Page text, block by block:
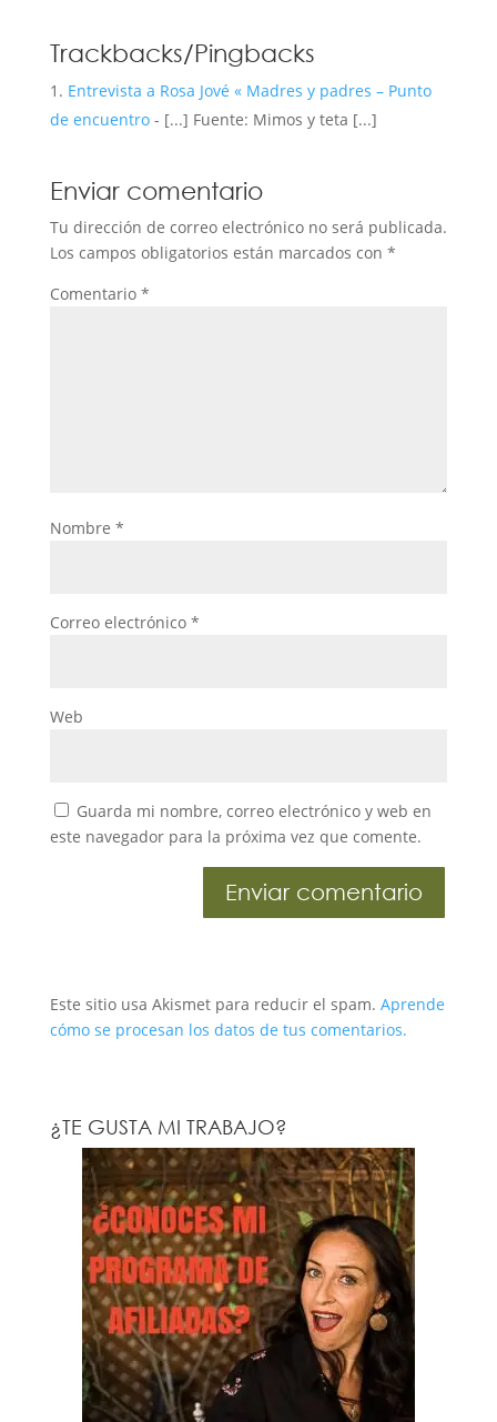
Trackbacks/Pingbacks
Entrevista a Rosa Jové « Madres y padres – Punto
de encuentro- [...] Fuente: Mimos y teta [...]
Enviar comentario
Tu dirección de correo electrónico no será publicada.
Los campos obligatorios están marcados con *
Comentario *
Nombre *
Correo electrónico *
Web
Guarda mi nombre, correo electrónico y web en
este navegador para la próxima vez que comente.
Este sitio usa Akismet para reducir el spam. Aprende
cómo se procesan los datos de tus comentarios.
¿TE GUSTA MI TRABAJO?